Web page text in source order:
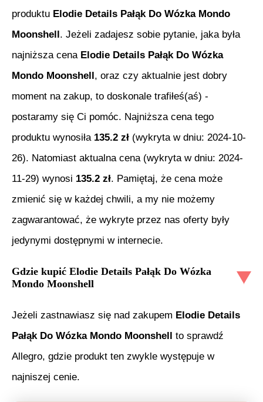
produktu Elodie Details Pałąk Do Wózka Mondo
Moonshell. Jeżeli zadajesz sobie pytanie, jaka była
najniższa cena Elodie Details Pałąk Do Wózka
Mondo Moonshell, oraz czy aktualnie jest dobry
moment na zakup, to doskonale trafiłeś(aś) -
postaramy się Ci pomóc. Najniższa cena tego
produktu wynosiła 135.2 zł (wykryta w dniu: 2024-10-
26). Natomiast aktualna cena (wykryta w dniu: 2024-
11-29) wynosi 135.2 zł. Pamiętaj, że cena może
zmienić się w każdej chwili, a my nie możemy
zagwarantować, że wykryte przez nas oferty były
jedynymi dostępnymi w internecie.
Gdzie kupić Elodie Details Pałąk Do Wózka
Mondo Moonshell
Jeżeli zastnawiasz się nad zakupem Elodie Details
Pałąk Do Wózka Mondo Moonshell to sprawdź
Allegro, gdzie produkt ten zwykle występuje w
najniszej cenie.